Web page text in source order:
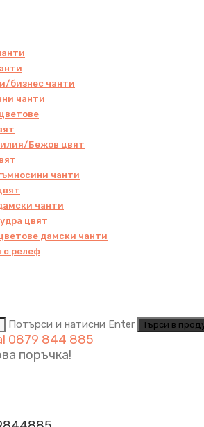
бизнес чанти
чанти
Бежов цвят
чанти
чанти
цвят
дамски чанти
с релеф
Потърси и натисни Enter
0879 844 885
поръчка!